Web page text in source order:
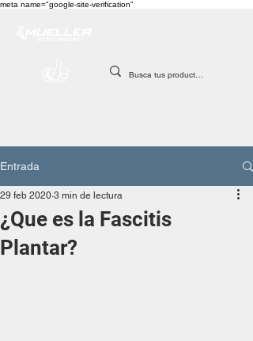
meta name="google-site-verification"
Entrada
¿Que es la Fascitis
Plantar?
29 feb 2020 3 min de lectura